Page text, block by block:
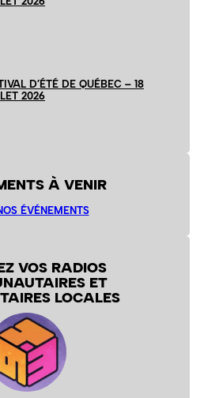
D’ÉTÉ DE QUÉBEC – 18
2026
À VENIR
ÉVÉNEMENTS
VOS RADIOS
ET
LOCALES